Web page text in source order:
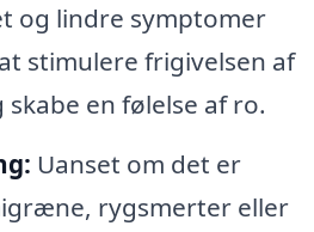
og lindre symptomer
stimulere frigivelsen af
en følelse af ro.
Uanset om det er
rygsmerter eller